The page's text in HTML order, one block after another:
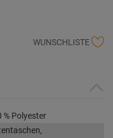
WUNSCHLISTE
% Polyester